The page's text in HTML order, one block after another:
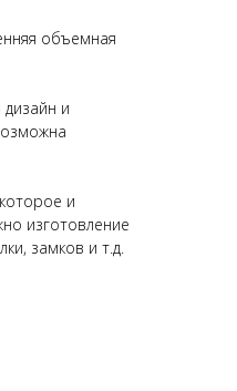
объемная
и
и
изготовление
замков и т.д.